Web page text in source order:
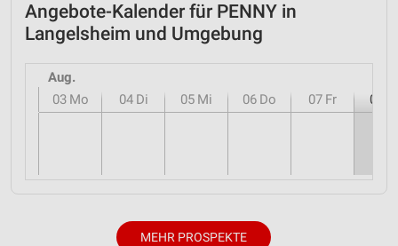
Angebote-Kalender für PENNY in
Langelsheim und Umgebung
Aug.
03 Mo 04 Di 05 Mi 06 Do 07 Fr 08
MEHR PROSPEKTE